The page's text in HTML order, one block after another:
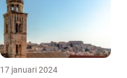
17 januari 2024